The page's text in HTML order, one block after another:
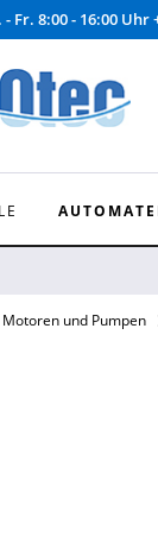
8:00 - 16:00 Uhr
Motoren und Pumpen